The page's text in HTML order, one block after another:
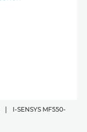
I-SENSYS MF550-